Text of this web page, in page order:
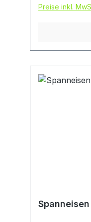
Preise inkl.